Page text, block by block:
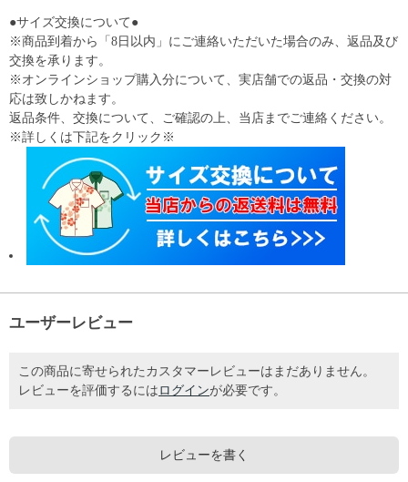
●サイズ交換について●
※商品到着から「8日以内」にご連絡いただいた場合のみ、返品及び
交換を承ります。
※オンラインショップ購入分について、実店舗での返品・交換の対
応は致しかねます。
返品条件、交換について、ご確認の上、当店までご連絡ください。
※詳しくは下記をクリック※
ユーザーレビュー
この商品に寄せられたカスタマーレビューはまだありません。
レビューを評価するには ログインが必要です。
レビューを書く